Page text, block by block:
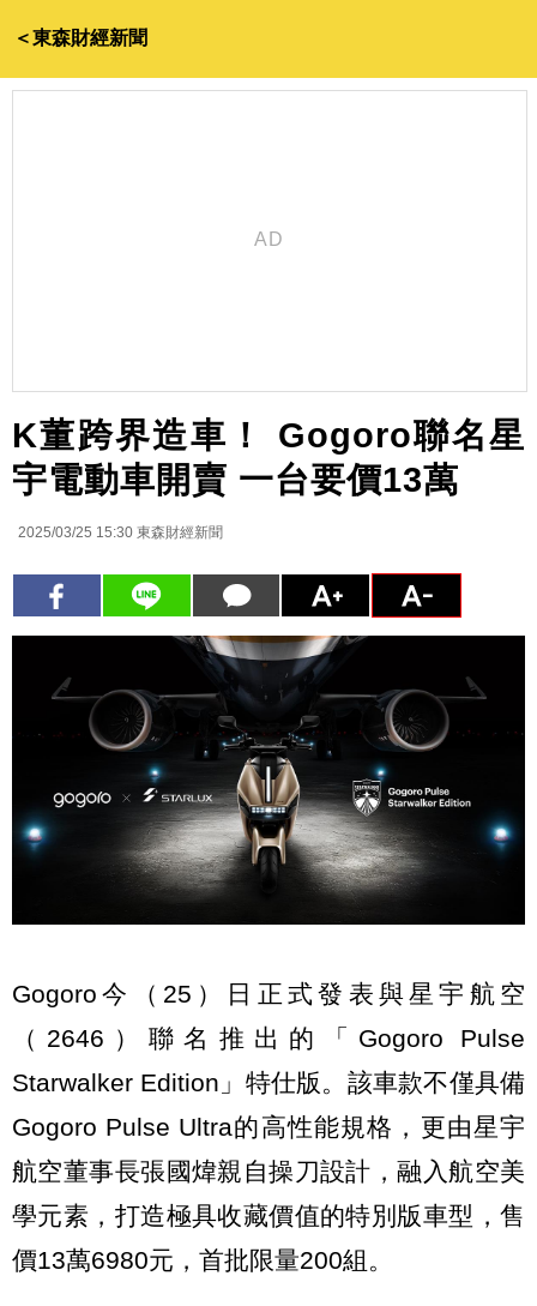
＜東森財經新聞
K董跨界造車！ Gogoro聯名星
宇電動車開賣 一台要價13萬
2025/03/25 15:30 東森財經新聞
Gogoro今（25）日正式發表與星宇航空
（2646）聯名推出的「Gogoro Pulse
Starwalker Edition」特仕版。該車款不僅具備
Gogoro Pulse Ultra的高性能規格，更由星宇
航空董事長張國煒親自操刀設計，融入航空美
學元素，打造極具收藏價值的特別版車型，售
價13萬6980元，首批限量200組。